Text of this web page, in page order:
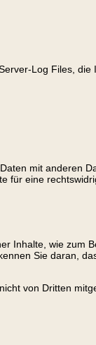
Log Files,
mit anderen
für eine
Inhalte, wie zum
Sie daran,
von Dritten